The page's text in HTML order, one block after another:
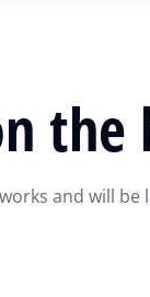
the
and will be